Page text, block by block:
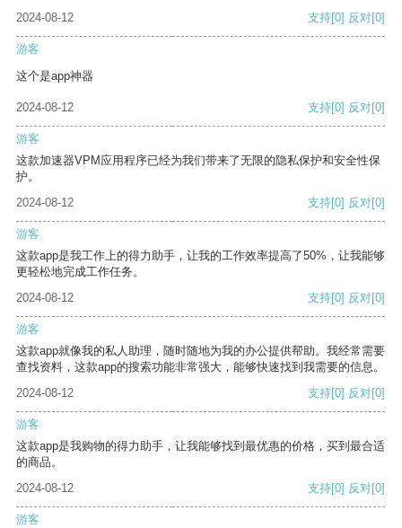
2024-08-12
支持[0] 反对[0]
游客
这个是app神器
2024-08-12 支持[0] 反对[0]
游客
这款加速器VPM应用程序已经为我们带来了无限的隐私保护和安全性保
护。
2024-08-12
支持[0] 反对[0]
游客
这款app是我工作上的得力助手，让我的工作效率提高了50%，让我能够
更轻松地完成工作任务。
2024-08-12
支持[0] 反对[0]
游客
这款app就像我的私人助理，随时随地为我的办公提供帮助。我经常需要
查找资料，这款app的搜索功能非常强大，能够快速找到我需要的信息。
2024-08-12
支持[0] 反对[0]
游客
这款app是我购物的得力助手，让我能够找到最优惠的价格，买到最合适
的商品。
2024-08-12
支持[0] 反对[0]
游客